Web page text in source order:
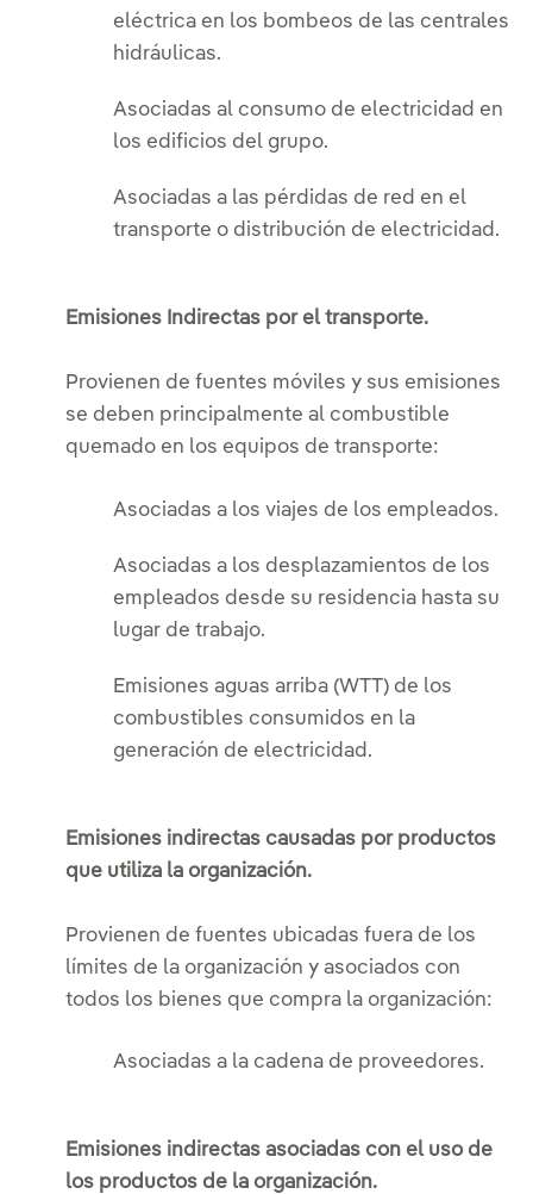
eléctrica en los bombeos de las centrales
hidráulicas.
Asociadas al consumo de electricidad en
los edificios del grupo.
Asociadas a las pérdidas de red en el
transporte o distribución de electricidad.
Emisiones Indirectas por el transporte.
Provienen de fuentes móviles y sus emisiones
se deben principalmente al combustible
quemado en los equipos de transporte:
Asociadas a los viajes de los empleados.
Asociadas a los desplazamientos de los
empleados desde su residencia hasta su
lugar de trabajo.
Emisiones aguas arriba (WTT) de los
combustibles consumidos en la
generación de electricidad.
Emisiones indirectas causadas por productos
que utiliza la organización.
Provienen de fuentes ubicadas fuera de los
límites de la organización y asociados con
todos los bienes que compra la organización:
Asociadas a la cadena de proveedores.
Emisiones indirectas asociadas con el uso de
los productos de la organización.